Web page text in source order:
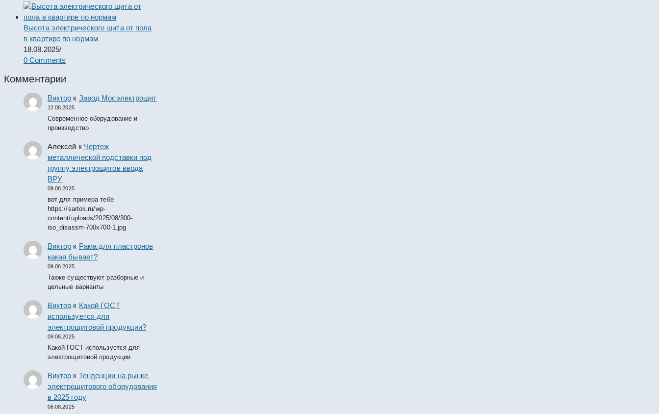
Высота электрического щита от пола
в квартире по нормам
18.08.2025/
0 Comments
Комментарии
Виктор к Завод Мосэлектрощит
12.08.2025
Современное оборудование и
производство
Алексей к Чертеж
металлической подставки под
группу электрощитов ввода
ВРУ
09.08.2025
вот для примера тебе
https://sartok.ru/wp-
content/uploads/2025/08/300-
iso_disassm-700x700-1.jpg
Виктор к Рама для пластронов
какая бывает?
09.08.2025
Также существуют разборные и
цельные варианты
Виктор к Какой ГОСТ
используется для
электрощитовой продукции?
09.08.2025
Какой ГОСТ используется для
электрощитовой продукции
Виктор к Тенденции на рынке
электрощитового оборудования
в 2025 году
06.08.2025